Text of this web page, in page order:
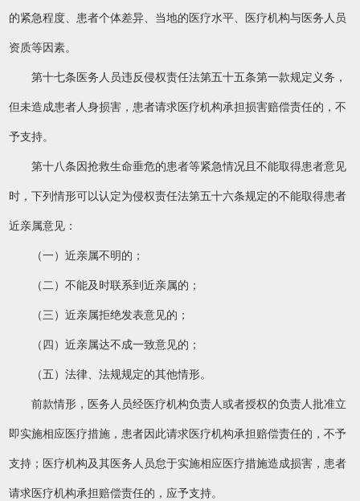
的紧急程度、患者个体差异、当地的医疗水平、医疗机构与医务人员
资质等因素。
第十七条医务人员违反侵权责任法第五十五条第一款规定义务，
但未造成患者人身损害，患者请求医疗机构承担损害赔偿责任的，不
予支持。
第十八条因抢救生命垂危的患者等紧急情况且不能取得患者意见
时，下列情形可以认定为侵权责任法第五十六条规定的不能取得患者
近亲属意见：
（一）近亲属不明的；
（二）不能及时联系到近亲属的；
（三）近亲属拒绝发表意见的；
（四）近亲属达不成一致意见的；
（五）法律、法规规定的其他情形。
前款情形，医务人员经医疗机构负责人或者授权的负责人批准立
即实施相应医疗措施，患者因此请求医疗机构承担赔偿责任的，不予
支持；医疗机构及其医务人员怠于实施相应医疗措施造成损害，患者
请求医疗机构承担赔偿责任的，应予支持。